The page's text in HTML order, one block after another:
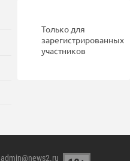
Только для
зарегистрированных
участников
admin@news2.ru